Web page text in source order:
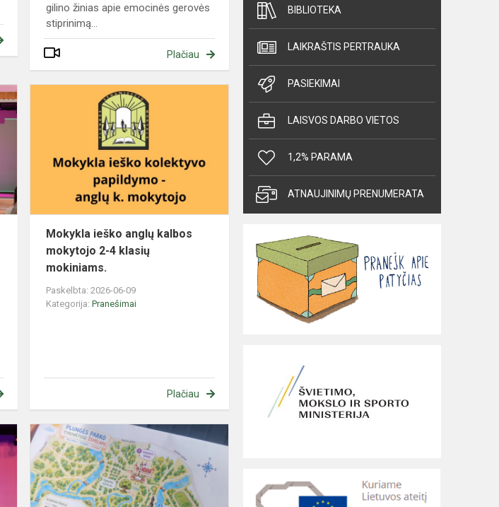
gilino žinias apie emocinės gerovės
stiprinimą...
Plačiau
51
laidos
skambučio
Mokykla
kalbos
mokytojo
klasių
Mokykla ieško anglų kalbos
mokytojo 2-4 klasių
mokiniams.
Paskelbta: 2026-06-09
Kategorija:Pranešimai
Plačiau
Gabių
mokinių
šventė
2026
parko
paslaptys
BIBLIOTEKA
LAIKRAŠTIS PERTRAUKA
PASIEKIMAI
LAISVOS DARBO VIETOS
1,2% PARAMA
ATNAUJINIMŲ PRENUMERATA